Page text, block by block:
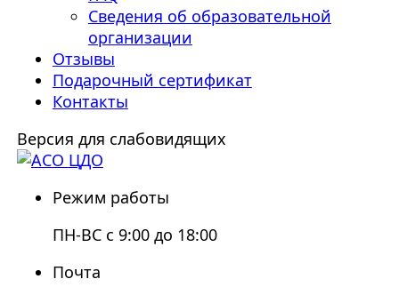
Сведения об образовательной
организации
Отзывы
Подарочный сертификат
Контакты
Версия для слабовидящих
Режим работы
ПН-ВС с 9:00 до 18:00
Почта